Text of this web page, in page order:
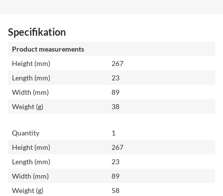
Specifikation
Product measurements
Height (mm)
267
Length (mm)
23
Width (mm)
89
Weight (g)
38
Quantity
1
Height (mm)
267
Length (mm)
23
Width (mm)
89
Weight (g)
58